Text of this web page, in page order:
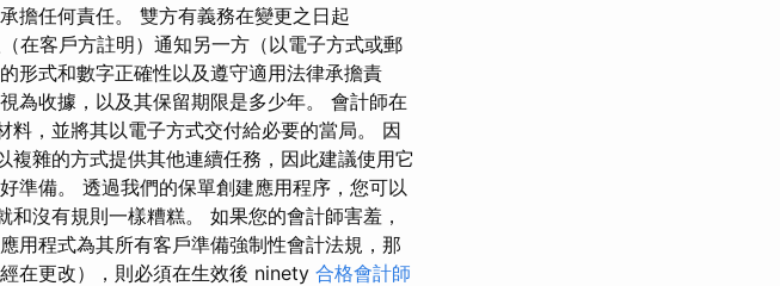
擔任何責任。 雙方有義務在變更之日起
在客戶方註明）通知另一方（以電子方式或郵
形式和數字正確性以及遵守適用法律承擔責
為收據，以及其保留期限是多少年。 會計師在
，並將其以電子方式交付給必要的當局。 因
雜的方式提供其他連續任務，因此建議使用它
準備。 透過我們的保單創建應用程序，您可以
沒有規則一樣糟糕。 如果您的會計師害羞，
用程式為其所有客戶準備強制性會計法規，那
在更改），則必須在生效後 ninety 合格會計師